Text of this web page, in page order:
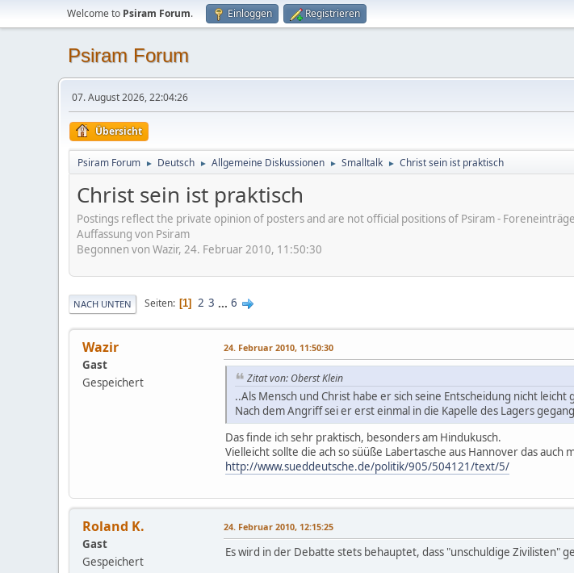
Welcome to Psiram Forum. Einloggen Registrieren
Psiram Forum
07. August 2026, 22:04:26
Übersicht
Psiram Forum ► Deutsch ► Allgemeine Diskussionen ► Smalltalk ► Christ sein ist praktisch
Christ sein ist praktisch
Postings reflect the private opinion of posters and are not official positions of Psiram -
Auffassung von Psiram
Begonnen von Wazir, 24. Februar 2010, 11:50:30
NACH UNTEN Seiten 1 2 3 ... 6
Wazir
Gast
Gespeichert
24. Februar 2010, 11:50:30
Zitat von: Oberst Klein
..Als Mensch und Christ habe er sich seine Entscheidung nicht leicht
Nach dem Angriff sei er erst einmal in die Kapelle des Lagers
Das finde ich sehr praktisch, besonders am Hindukusch.
Vielleicht sollte die ach so süüße Labertasche aus Hannover das
http://www.sueddeutsche.de/politik/905/504121/text/5/
Roland K.
Gast
Gespeichert
24. Februar 2010, 12:15:25
Es wird in der Debatte stets behauptet, dass "unschuldige Zivilisten"